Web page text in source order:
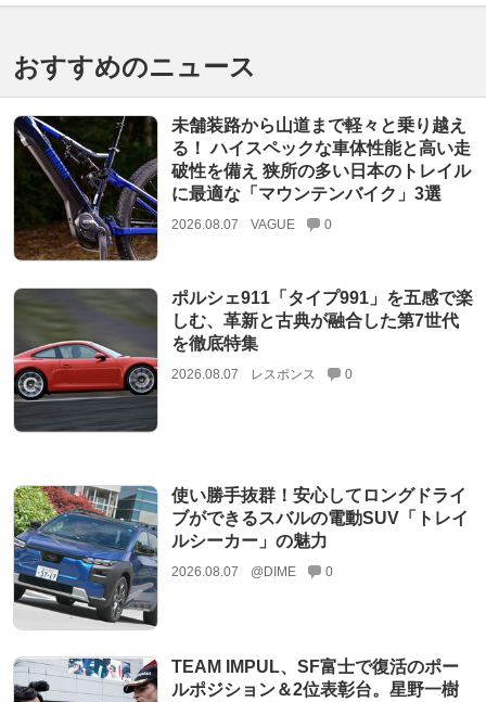
おすすめのニュース
未舗装路から山道まで軽々と乗り越え
る！ ハイスペックな車体性能と高い走
破性を備え 狭所の多い日本のトレイル
に最適な「マウンテンバイク」3選
2026.08.07 VAGUE 0
ポルシェ911「タイプ991」を五感で楽
しむ、革新と古典が融合した第7世代
を徹底特集
2026.08.07 レスポンス 0
使い勝手抜群！安心してロングドライ
ブができるスバルの電動SUV「トレイ
ルシーカー」の魅力
2026.08.07 @DIME 0
TEAM IMPUL、SF富士で復活のポー
ルポジション＆2位表彰台。星野一樹